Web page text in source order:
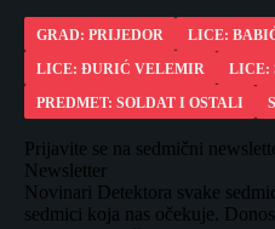
GRAD: PRIJEDOR
LICE:
LICE: ĐURIĆ VELEMIR
LICE:
PREDMET: SOLDAT I OSTALI
Prijavite se na sedmični
Newsletter
Novinari Detektora svake
sedmici koja nas očekuje.